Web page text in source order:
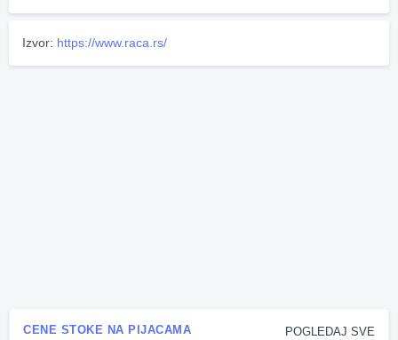
Izvor: https://www.raca.rs/
POGLEDAJ SVE
CENE STOKE NA PIJACAMA